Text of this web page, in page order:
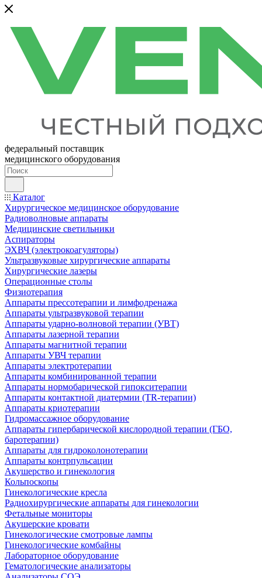
федеральный поставщик
медицинского оборудования
Каталог
Хирургическое медицинское оборудование
Радиоволновые аппараты
Медицинские светильники
Аспираторы
ЭХВЧ (электрокоагуляторы)
Ультразвуковые хирургические аппараты
Хирургические лазеры
Операционные столы
Физиотерапия
Аппараты прессотерапии и лимфодренажа
Аппараты ультразвуковой терапии
Аппараты ударно-волновой терапии (УВТ)
Аппараты лазерной терапии
Аппараты магнитной терапии
Аппараты УВЧ терапии
Аппараты электротерапии
Аппараты комбинированной терапии
Аппараты нормобарической гипокситерапии
Аппараты контактной диатермии (TR-терапии)
Аппараты криотерапии
Гидромассажное оборудование
Аппараты гипербарической кислородной терапии (ГБО,
баротерапии)
Аппараты для гидроколонотерапии
Аппараты контрпульсации
Акушерство и гинекология
Кольпоскопы
Гинекологические кресла
Радиохирургические аппараты для гинекологии
Фетальные мониторы
Акушерские кровати
Гинекологические смотровые лампы
Гинекологические комбайны
Лабораторное оборудование
Гематологические анализаторы